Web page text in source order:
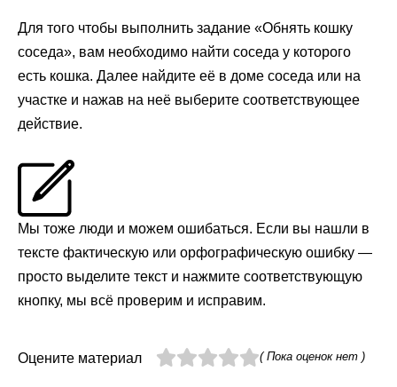
Для того чтобы выполнить задание «Обнять кошку
соседа», вам необходимо найти соседа у которого
есть кошка. Далее найдите её в доме соседа или на
участке и нажав на неё выберите соответствующее
действие.
Мы тоже люди и можем ошибаться. Если вы нашли в
тексте фактическую или орфографическую ошибку —
просто выделите текст и нажмите соответствующую
кнопку, мы всё проверим и исправим.
Оцените материал ( Пока оценок нет )